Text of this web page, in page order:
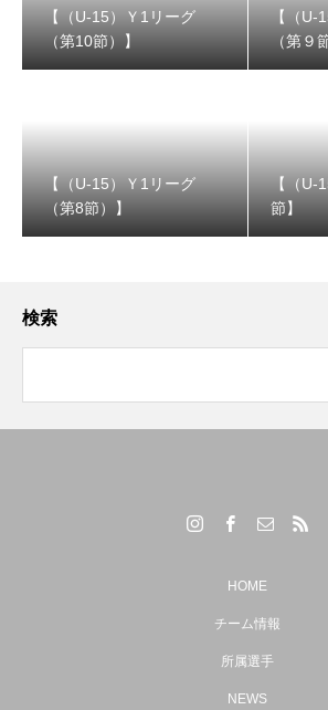
【（U-15）Ｙ1リーグ 第7節】
【（U-15）Ｙ1リーグ
（第10節）】
【（U-
（第９
【（U-15）Ｙ1リーグ
（第8節）】
【（U-
節】
検索
HOME
チーム情報
所属選手
NEWS